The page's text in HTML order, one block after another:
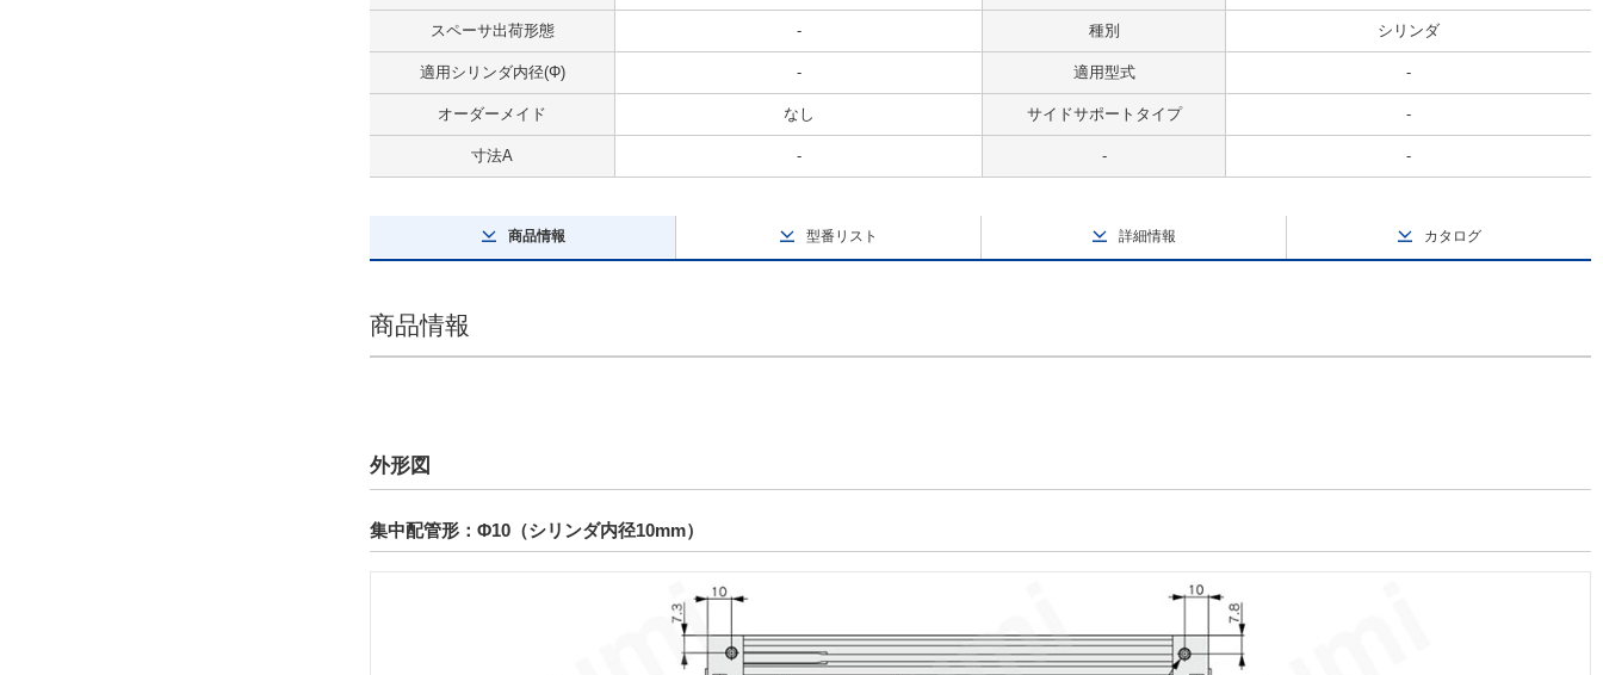
スペーサ出荷形態 - 種別 シリンダ
適用シリンダ内径(Φ) - 適用型式 -
オーダーメイド なし サイドサポートタイプ -
寸法A - - -
商品情報 型番リスト 詳細情報 カタログ
商品情報
外形図
集中配管形：Φ10（シリンダ内径10mm）